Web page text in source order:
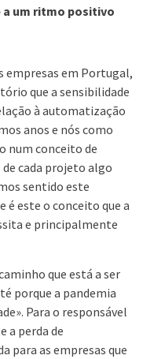
um ritmo positivo
empresas em Portugal,
que a sensibilidade
à automatização
anos e nós como
num conceito de
cada projeto algo
sentido este
é este o conceito que a
e principalmente
que está a ser
porque a pandemia
Para o responsável
a perda de
para as empresas que